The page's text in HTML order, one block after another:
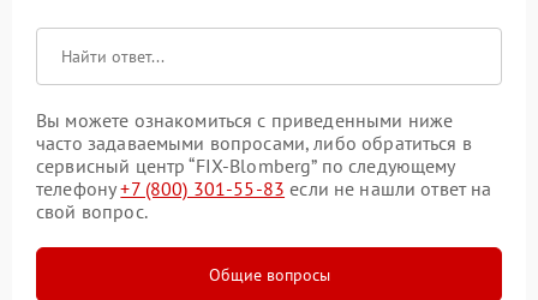
Вы можете ознакомиться с приведенными ниже
часто задаваемыми вопросами, либо обратиться в
сервисный центр “FIX-Blomberg” по следующему
телефону+7 (800) 301-55-83 если не нашли ответ на
свой вопрос.
Общие вопросы